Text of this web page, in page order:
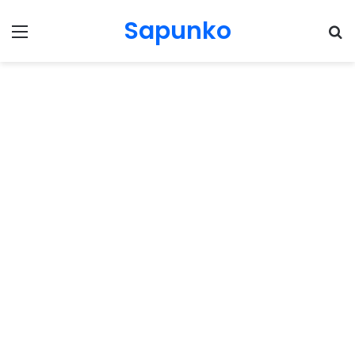
Menu Sapunko